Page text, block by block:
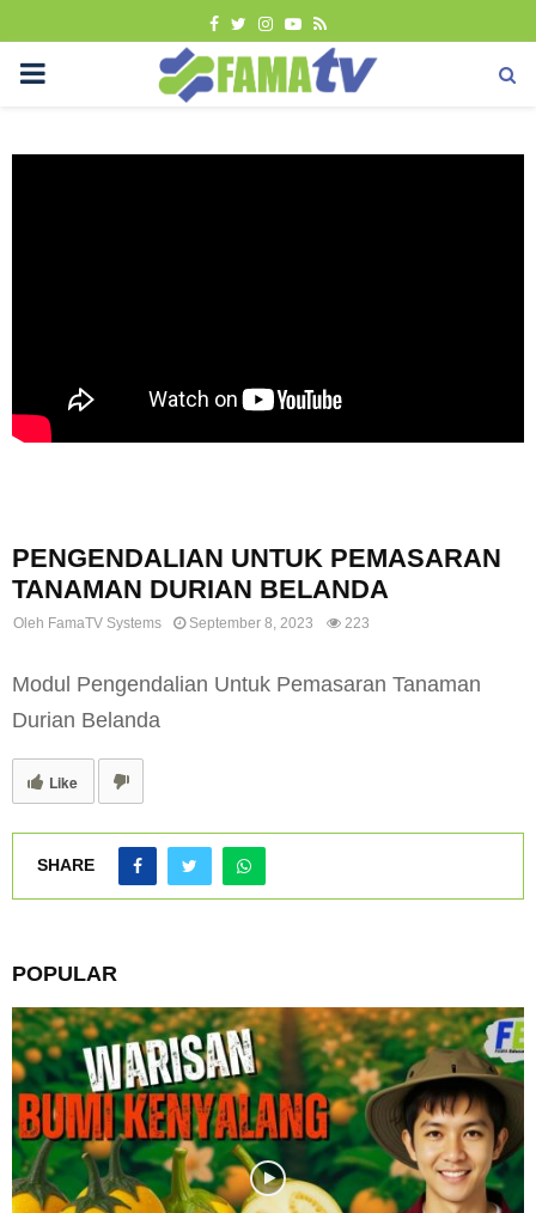
FACEBOOK
TWITTER
INSTAGRAM
YOUTUBE
RSS
PRIMARY
PENGENDALIAN UNTUK PEMASARAN
TANAMAN DURIAN BELANDA
Oleh FamaTV Systems September 8, 2023 223
Modul Pengendalian Untuk Pemasaran Tanaman
Durian Belanda
Like
SHARE
POPULAR